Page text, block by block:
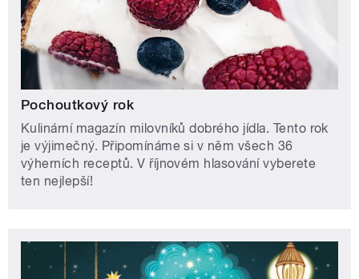
Pochoutkový rok
Kulinární magazín milovníků dobrého jídla. Tento rok
je výjimečný. Připomínáme si v něm všech 36
výherních receptů. V říjnovém hlasování vyberete
ten nejlepší!